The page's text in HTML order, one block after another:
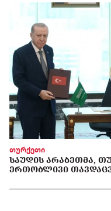
თურქეთი
ᲡᲐᲣᲓᲘᲡ ᲐᲠᲐᲑᲔᲗᲛᲐ,
ᲔᲠᲗᲝᲑᲚᲘᲕᲘ